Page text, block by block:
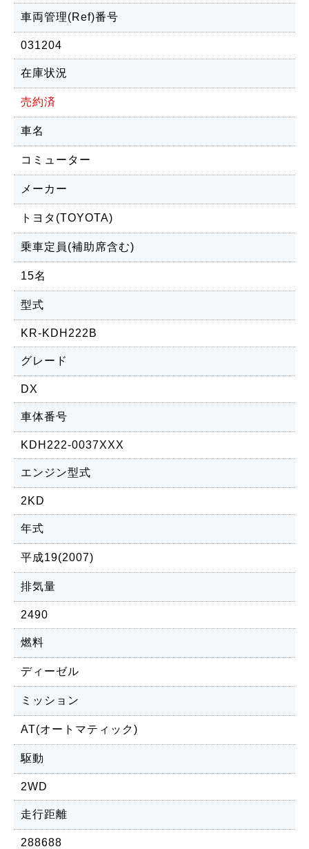
車両管理(Ref)番号
031204
在庫状況
売約済
車名
コミューター
メーカー
トヨタ(TOYOTA)
乗車定員(補助席含む)
15名
型式
KR-KDH222B
グレード
DX
車体番号
KDH222-0037XXX
エンジン型式
2KD
年式
平成19(2007)
排気量
2490
燃料
ディーゼル
ミッション
AT(オートマティック)
駆動
2WD
走行距離
288688